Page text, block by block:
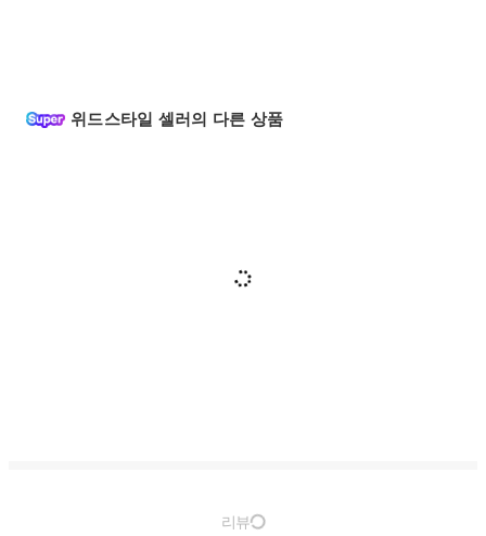
위드스타일 셀러의 다른 상품
리뷰